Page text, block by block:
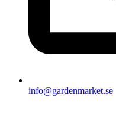
info@gardenmarket.se